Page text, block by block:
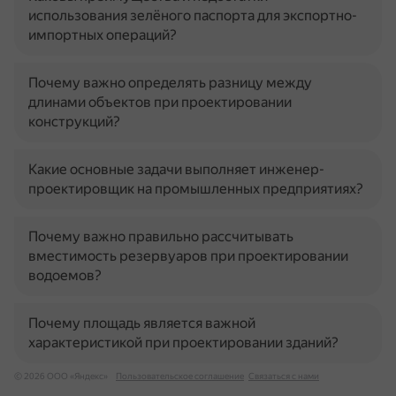
использования зелёного паспорта для экспортно-
импортных операций?
Почему важно определять разницу между
длинами объектов при проектировании
конструкций?
Какие основные задачи выполняет инженер-
проектировщик на промышленных предприятиях?
Почему важно правильно рассчитывать
вместимость резервуаров при проектировании
водоемов?
Почему площадь является важной
характеристикой при проектировании зданий?
© 2026 ООО «Яндекс» Пользовательское соглашение Связаться с нами